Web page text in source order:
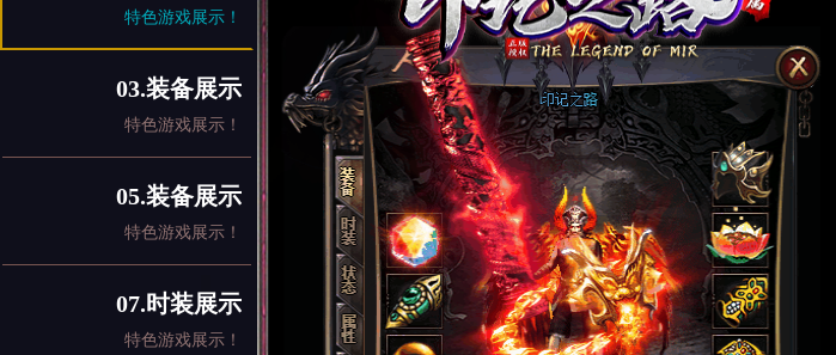
特色游戏展示！
03.装备展示
特色游戏展示！
05.装备展示
特色游戏展示！
07.时装展示
特色游戏展示！